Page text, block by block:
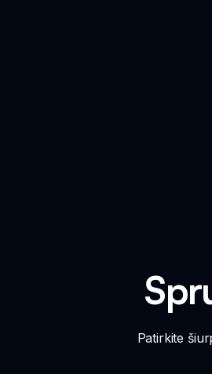
Patirkite